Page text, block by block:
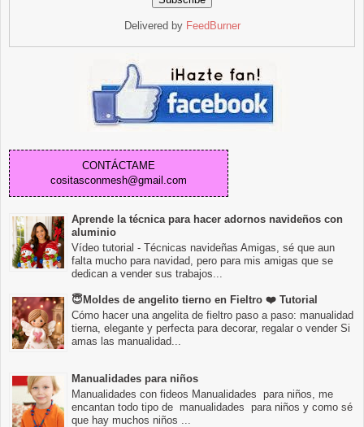
Delivered by FeedBurner
CONTÁCTAME
cositasconmesh@gmail.com
Aprende la técnica para hacer adornos navideños con
aluminio
Vídeo tutorial - Técnicas navideñas Amigas, sé que aun
falta mucho para navidad, pero para mis amigas que se
dedican a vender sus trabajos...
😇Moldes de angelito tierno en Fieltro ❤️ Tutorial
Cómo hacer una angelita de fieltro paso a paso: manualidad
tierna, elegante y perfecta para decorar, regalar o vender Si
amas las manualidad...
Manualidades para niños
Manualidades con fideos Manualidades para niños, me
encantan todo tipo de manualidades para niños y como sé
que hay muchos niños ...